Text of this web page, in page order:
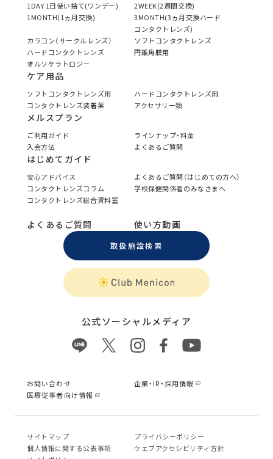
1DAY 1日使い捨て(ワンデー)
2WEEK(2週間交換)
1MONTH(1ヵ月交換)
3MONTH(3ヵ月交換ハード
コンタクトレンズ)
カラコン（サークルレンズ）
ソフトコンタクトレンズ
ハードコンタクトレンズ
円錐角膜用
オルソケラトロジー
ケア用品
ソフトコンタクトレンズ用
ハードコンタクトレンズ用
コンタクトレンズ装着薬
アクセサリー類
メルスプラン
ご利用ガイド
ラインナップ・料金
入会方法
よくあるご質問
はじめてガイド
安心アドバイス
よくあるご質問（はじめての方へ）
コンタクトレンズコラム
学校保健関係者のみなさまへ
コンタクトレンズ総合資料室
よくあるご質問 使い方動画
取扱施設検索
公式ソーシャルメディア
お問い合わせ
企業・IR・採用情報
医療従事者向け情報
サイトマップ
プライバシーポリシー
個⼈情報に関する公表事項
ウェブアクセシビリティ方針